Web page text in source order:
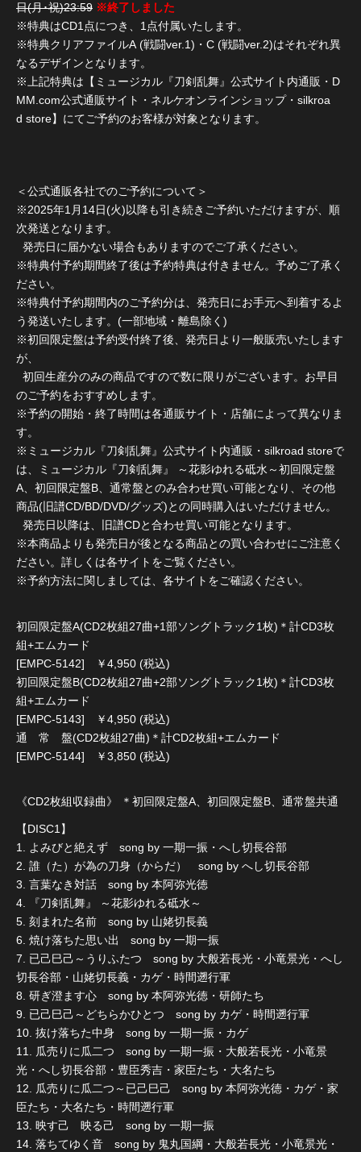
日(月･祝)23:59 ※終了しました
※特典はCD1点につき、1点付属いたします。
※特典クリアファイルA (戦闘ver.1)・C (戦闘ver.2)はそれぞれ異
なるデザインとなります。
※上記特典は【ミュージカル『刀剣乱舞』公式サイト内通販・D
MM.com公式通販サイト・ネルケオンラインショップ・silkroa
d store】にてご予約のお客様が対象となります。
＜公式通販各社でのご予約について＞
※2025年1月14日(火)以降も引き続きご予約いただけますが、順
次発送となります。
発売日に届かない場合もありますのでご了承ください。
※特典付予約期間終了後は予約特典は付きません。予めご了承く
ださい。
※特典付予約期間内のご予約分は、発売日にお手元へ到着するよ
う発送いたします。(一部地域・離島除く)
※初回限定盤は予約受付終了後、発売日より一般販売いたします
が、
初回生産分のみの商品ですので数に限りがございます。お早目
のご予約をおすすめします。
※予約の開始・終了時間は各通販サイト・店舗によって異なりま
す。
※ミュージカル『刀剣乱舞』公式サイト内通販・silkroad storeで
は、ミュージカル『刀剣乱舞』 ～花影ゆれる砥水～初回限定盤
A、初回限定盤B、通常盤とのみ合わせ買い可能となり、その他
商品(旧譜CD/BD/DVD/グッズ)との同時購入はいただけません。
発売日以降は、旧譜CDと合わせ買い可能となります。
※本商品よりも発売日が後となる商品との買い合わせにご注意く
ださい。詳しくは各サイトをご覧ください。
※予約方法に関しましては、各サイトをご確認ください。
初回限定盤A(CD2枚組27曲+1部ソングトラック1枚)＊計CD3枚
組+エムカード
[EMPC-5142] ￥4,950 (税込)
初回限定盤B(CD2枚組27曲+2部ソングトラック1枚)＊計CD3枚
組+エムカード
[EMPC-5143] ￥4,950 (税込)
通 常 盤(CD2枚組27曲)＊計CD2枚組+エムカード
[EMPC-5144] ￥3,850 (税込)
《CD2枚組収録曲》 ＊初回限定盤A、初回限定盤B、通常盤共通
【DISC1】
1. よみびと絶えず song by 一期一振・へし切長谷部
2. 誰（た）が為の刀身（からだ） song by へし切長谷部
3. 言葉なき対話 song by 本阿弥光徳
4. 『刀剣乱舞』 ～花影ゆれる砥水～
5. 刻まれた名前 song by 山姥切長義
6. 焼け落ちた思い出 song by 一期一振
7. 已己巳己～うりふたつ song by 大般若長光・小竜景光・へし
切長谷部・山姥切長義・カゲ・時間遡行軍
8. 研ぎ澄ます心 song by 本阿弥光徳・研師たち
9. 已己巳己～どちらかひとつ song by カゲ・時間遡行軍
10. 抜け落ちた中身 song by 一期一振・カゲ
11. 瓜売りに瓜二つ song by 一期一振・大般若長光・小竜景
光・へし切長谷部・豊臣秀吉・家臣たち・大名たち
12. 瓜売りに瓜二つ～已己巳己 song by 本阿弥光徳・カゲ・家
臣たち・大名たち・時間遡行軍
13. 映す己 映る己 song by 一期一振
14. 落ちてゆく音 song by 鬼丸国綱・大般若長光・小竜景光・